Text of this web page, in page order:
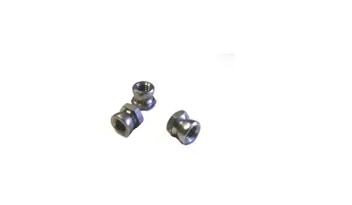
Jedná se o trhací matici M8 k hákovému
šroubu na přichycení plotových panelů
3D na sloupek obdélníkového profilu 40
Na centrálním skladě